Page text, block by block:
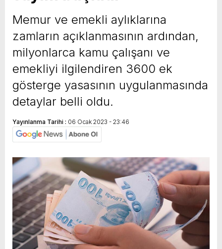
yeni özellikler belli oldu
Memur ve emekli aylıklarına
zamların açıklanmasının ardından,
milyonlarca kamu çalışanı ve
emekliyi ilgilendiren 3600 ek
gösterge yasasının uygulanmasında
detaylar belli oldu.
Yayınlanma Tarihi : 06 Ocak 2023 - 23:46